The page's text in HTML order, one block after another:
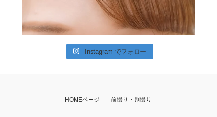
Instagram でフォロー
HOMEページ 前撮り・別撮り